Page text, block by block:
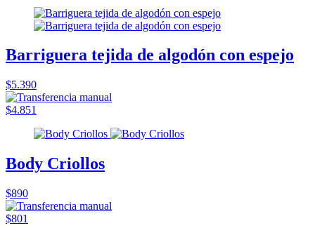
Barriguera tejida de algodón con espejo
$5.390
$4.851
Body Criollos
$890
$801